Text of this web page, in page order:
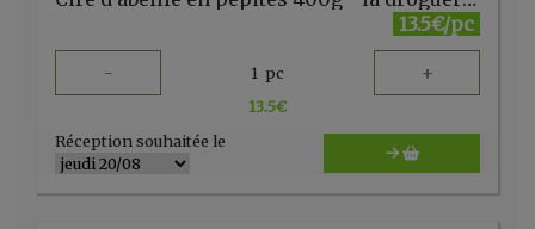
13.5€/pc
- 1 pc +
13.5€
Réception souhaitée le